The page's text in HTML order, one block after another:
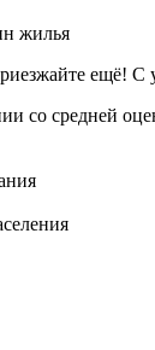
жилья
ещё!
со средней